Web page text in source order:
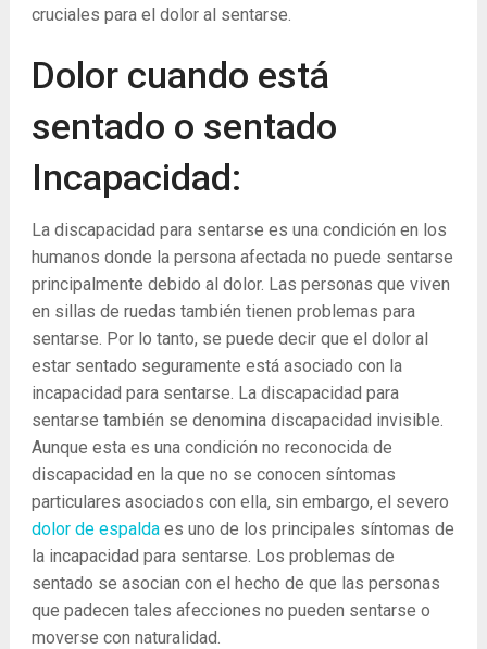
cruciales para el dolor al sentarse.
Dolor cuando está
sentado o sentado
Incapacidad:
La discapacidad para sentarse es una condición en los
humanos donde la persona afectada no puede sentarse
principalmente debido al dolor. Las personas que viven
en sillas de ruedas también tienen problemas para
sentarse. Por lo tanto, se puede decir que el dolor al
estar sentado seguramente está asociado con la
incapacidad para sentarse. La discapacidad para
sentarse también se denomina discapacidad invisible.
Aunque esta es una condición no reconocida de
discapacidad en la que no se conocen síntomas
particulares asociados con ella, sin embargo, el severo
dolor de espalda es uno de los principales síntomas de
la incapacidad para sentarse. Los problemas de
sentado se asocian con el hecho de que las personas
que padecen tales afecciones no pueden sentarse o
moverse con naturalidad.